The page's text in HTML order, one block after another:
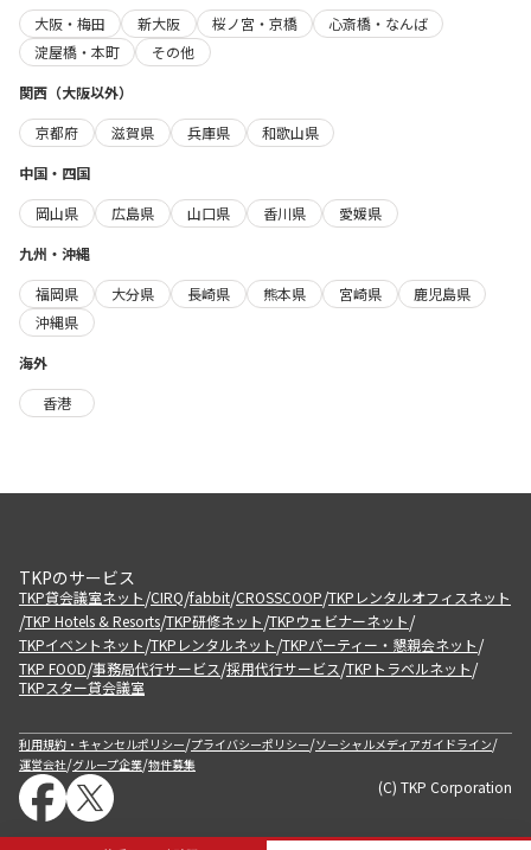
大阪・梅田
新大阪 桜ノ宮・京橋
心斎橋・なんば
淀屋橋・本町
その他
関西（大阪以外）
京都府
滋賀県 兵庫県
和歌山県
中国・四国
岡山県
広島県 山口県 香川県
愛媛県
九州・沖縄
福岡県
大分県 長崎県 熊本県 宮崎県
鹿児島県
沖縄県
海外
香港
TKPのサービス
TKP貸会議室ネット/CIRQ/fabbit/CROSSCOOP/TKPレンタルオフィスネット
/TKP Hotels & Resorts/TKP研修ネット/TKPウェビナーネット/
TKPイベントネット/TKPレンタルネット/TKPパーティー・懇親会ネット/
TKP FOOD/事務局代行サービス/採用代行サービス/TKPトラベルネット/
TKPスター貸会議室
利用規約・キャンセルポリシー/プライバシーポリシー/ソーシャルメディアガイドライン/
運営会社/グループ企業/物件募集
(C) TKP Corporation